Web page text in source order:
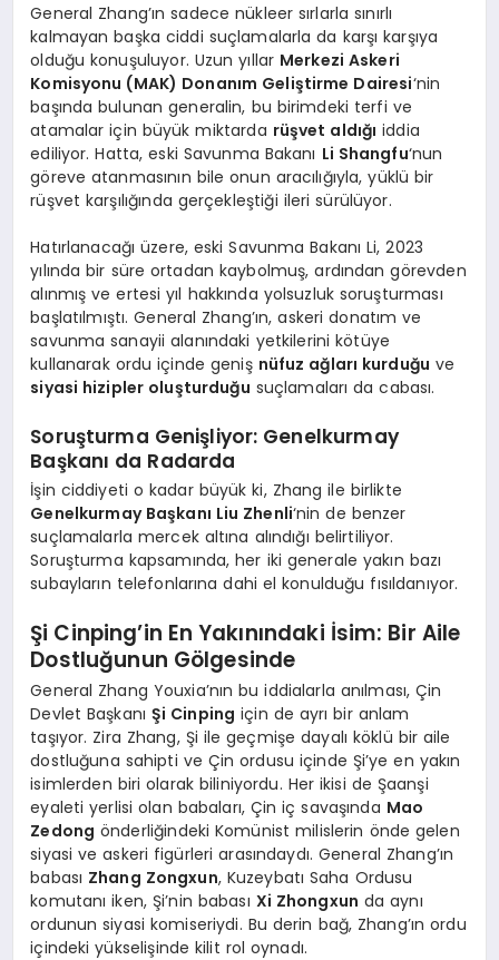
General Zhang’ın sadece nükleer sırlarla sınırlı
kalmayan başka ciddi suçlamalarla da karşı karşıya
olduğu konuşuluyor. Uzun yıllar Merkezi Askeri
Komisyonu (MAK) Donanım Geliştirme Dairesi‘nin
başında bulunan generalin, bu birimdeki terfi ve
atamalar için büyük miktarda rüşvet aldığı iddia
ediliyor. Hatta, eski Savunma Bakanı Li Shangfu‘nun
göreve atanmasının bile onun aracılığıyla, yüklü bir
rüşvet karşılığında gerçekleştiği ileri sürülüyor.
Hatırlanacağı üzere, eski Savunma Bakanı Li, 2023
yılında bir süre ortadan kaybolmuş, ardından görevden
alınmış ve ertesi yıl hakkında yolsuzluk soruşturması
başlatılmıştı. General Zhang’ın, askeri donatım ve
savunma sanayii alanındaki yetkilerini kötüye
kullanarak ordu içinde geniş nüfuz ağları kurduğu ve
siyasi hizipler oluşturduğu suçlamaları da cabası.
Soruşturma Genişliyor: Genelkurmay
Başkanı da Radarda
İşin ciddiyeti o kadar büyük ki, Zhang ile birlikte
Genelkurmay Başkanı Liu Zhenli‘nin de benzer
suçlamalarla mercek altına alındığı belirtiliyor.
Soruşturma kapsamında, her iki generale yakın bazı
subayların telefonlarına dahi el konulduğu fısıldanıyor.
Şi Cinping’in En Yakınındaki İsim: Bir Aile
Dostluğunun Gölgesinde
General Zhang Youxia’nın bu iddialarla anılması, Çin
Devlet Başkanı Şi Cinping için de ayrı bir anlam
taşıyor. Zira Zhang, Şi ile geçmişe dayalı köklü bir aile
dostluğuna sahipti ve Çin ordusu içinde Şi’ye en yakın
isimlerden biri olarak biliniyordu. Her ikisi de Şaanşi
eyaleti yerlisi olan babaları, Çin iç savaşında Mao
Zedong önderliğindeki Komünist milislerin önde gelen
siyasi ve askeri figürleri arasındaydı. General Zhang’ın
babası Zhang Zongxun, Kuzeybatı Saha Ordusu
komutanı iken, Şi’nin babası Xi Zhongxun da aynı
ordunun siyasi komiseriydi. Bu derin bağ, Zhang’ın ordu
içindeki yükselişinde kilit rol oynadı.